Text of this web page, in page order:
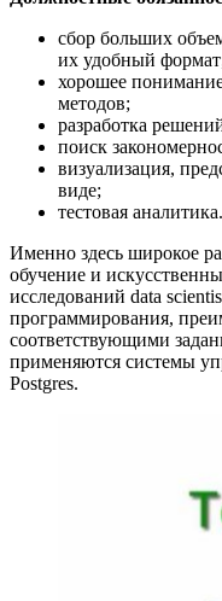
сбор больших
их удобный
хорошее
методов;
разработка
поиск
визуализация,
виде;
тестовая аналитика.
Именно здесь широкое
обучение и
исследований data
программирования,
соответствующими
применяются системы
Postgres.